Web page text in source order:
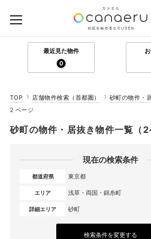
最近見た物件
0
TOP 店舗物件検索（首都圏）
砂町の物件・
2 ページ
砂町の物件・居抜き物件一覧（2
現在の検索条件
都道府県 東京都
エリア 浅草・両国・錦糸町
詳細エリア 砂町
検索条件を変更する